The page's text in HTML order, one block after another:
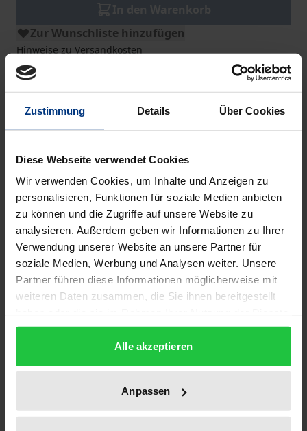
Zustimmung Details Über Cookies
Diese Webseite verwendet Cookies
Wir verwenden Cookies, um Inhalte und Anzeigen zu
personalisieren, Funktionen für soziale Medien anbieten
zu können und die Zugriffe auf unsere Website zu
analysieren. Außerdem geben wir Informationen zu Ihrer
Verwendung unserer Website an unsere Partner für
soziale Medien, Werbung und Analysen weiter. Unsere
Partner führen diese Informationen möglicherweise mit
weiteren Daten zusammen, die Sie ihnen bereitgestellt
gesammelt haben.
Alle akzeptieren
Anpassen
Zur Wunschliste hinzufügen
Hinweise zu Versandkosten
Beschreibung
Die meisten der vom UN-Sicherheitsrat verhängten
nichtmilitärischen Sanktionen konnten ihre
beabsichtigte Wirkung nicht in der gewünschten
Weise oder erst nach geraumer Zeit entfalten.
Neben Defiziten in der Planung fallen vor allem
Versäumnisse bei der Verwaltung und
Überwachung der einzelnen Sanktionsregime auf.
Anhand ausgewählter Fallbeispiele werden
unter anderem die Arbeitsweise der
Sanktionsausschüsse, die rechtliche Problematik
sogenannter »Listing“- und »De-Listing«-Verfahren,
die Einsetzung von Experten-Panels und Monitoring-